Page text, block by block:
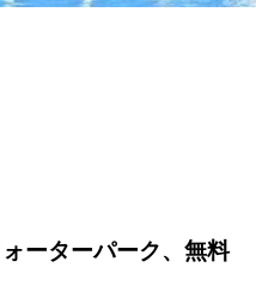
ーターパーク、無料